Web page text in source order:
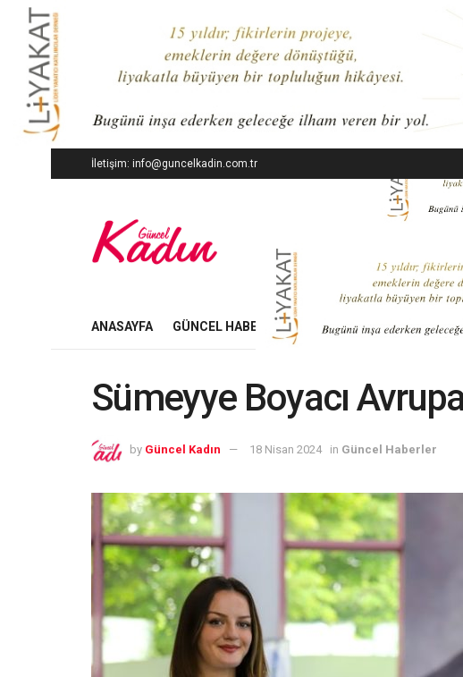
İletişim: info@guncelkadin.com.tr
ANASAYFA GÜNCEL HABERLER İŞ DÜNYASI EKONOMI
Sümeyye Boyacı
by Güncel Kadın 18 Nisan 2024 in Güncel Haberler